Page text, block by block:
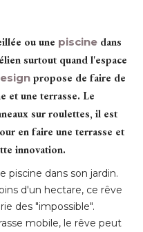
ou une piscine dans
surtout quand l'espace
propose de faire de
et une terrasse. Le
sur roulettes, il est
en faire une terrasse et
innovation.
piscine dans son jardin.
d'un hectare, ce rêve
des "impossible".
mobile, le rêve peut